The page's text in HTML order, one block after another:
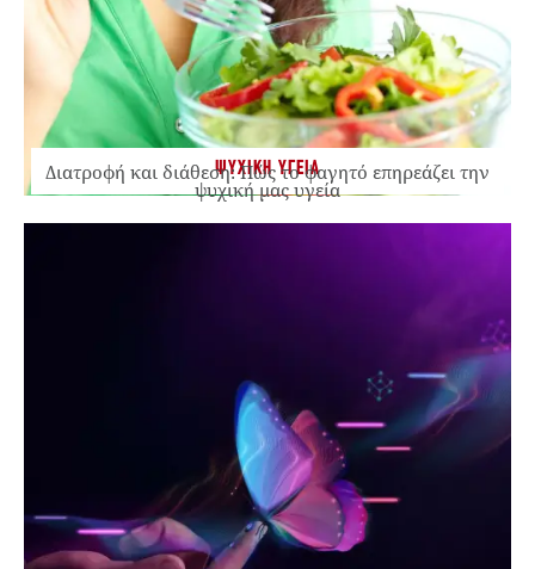
ΨΥΧΙΚΗ ΥΓΕΙΑ
Διατροφή και διάθεση: Πώς το φαγητό επηρεάζει την
ψυχική μας υγεία